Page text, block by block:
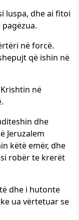
luspa, dhe ai fitoi
në forcë.
që ishin në
në
dhe
Jeruzalem
këtë emër, dhe
robër te krerët
dhe i hutonte
ua vërtetuar se